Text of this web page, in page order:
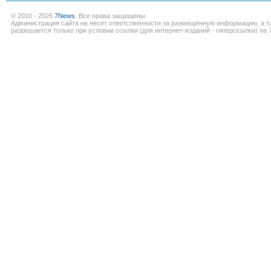
© 2010 - 2026 7News . Все права защищены.
Администрация сайта не несёт ответственности за размещённую информацию, а
разрешается только при условии ссылки (для интернет-изданий - гиперссылки) на